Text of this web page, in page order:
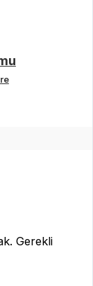
Gerekli